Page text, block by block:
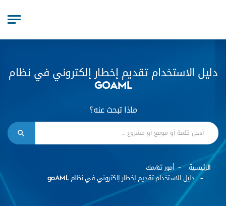
دليل الاستخدام تقديم إخطار إلكتروني في نظام
GOAML
ماذا تبحث عنه؟
الرئيسية
أمور تهمك
دليل الاستخدام تقديم إخطار إلكتروني في نظام goAML